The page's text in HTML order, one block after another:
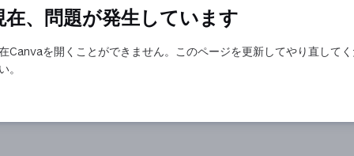
在、問題が発生しています
Canvaを開くことができません。このページを更新してやり直して
。